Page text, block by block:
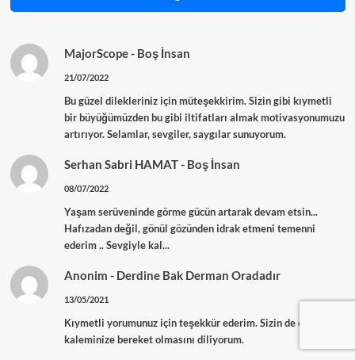
MajorScope- Boş İnsan
21/07/2022
Bu güzel dilekleriniz için müteşekkirim. Sizin gibi kıymetli
bir büyüğümüzden bu gibi iltifatları almak motivasyonumuzu
artırıyor. Selamlar, sevgiler, saygılar sunuyorum.
Serhan Sabri HAMAT- Boş İnsan
08/07/2022
Yaşam serüveninde görme gücün artarak devam etsin...
Hafızadan değil, gönül gözünden idrak etmeni temenni
ederim .. Sevgiyle kal...
Anonim - Derdine Bak Derman Oradadır
13/05/2021
Kıymetli yorumunuz için teşekkür ederim. Sizin de ömrünüze
kaleminize bereket olmasını diliyorum.